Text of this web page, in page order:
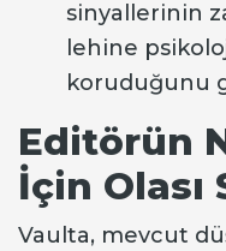
sinyallerinin
lehine
koruduğunu
Editörün
İçin Olası
Vaulta, mevcut